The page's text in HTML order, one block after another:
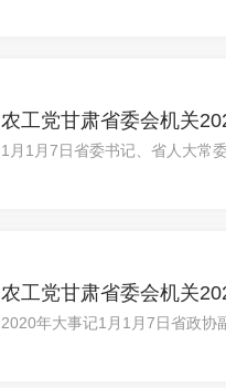
农工党甘肃省委会机关
1月1月7日省委书记、省人大常
农工党甘肃省委会机关
2020年大事记1月1月7日省政协